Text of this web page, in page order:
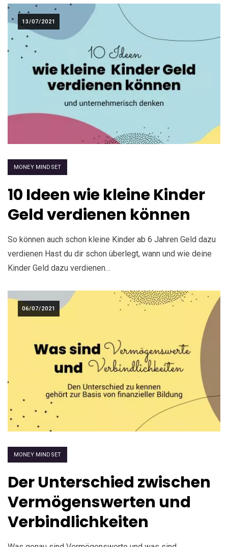
13/07/2021
MONEY MINDSET
10 Ideen wie kleine Kinder
Geld verdienen können
So können auch schon kleine Kinder ab 6 Jahren Geld dazu
verdienen Hast du dir schon überlegt, wann und wie deine
Kinder Geld dazu verdienen…
06/07/2021
MONEY MINDSET
Der Unterschied zwischen
Vermögenswerten und
Verbindlichkeiten